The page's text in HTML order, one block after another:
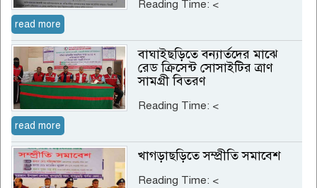
Reading Time: <
read more
বাঘাইছড়িতে বন্যার্তদের মাঝে
রেড ক্রিসেন্ট সোসাইটির ত্রাণ
সামগ্রী বিতরণ
Reading Time: <
read more
খাগড়াছড়িতে সম্প্রীতি সমাবেশ
Reading Time: <